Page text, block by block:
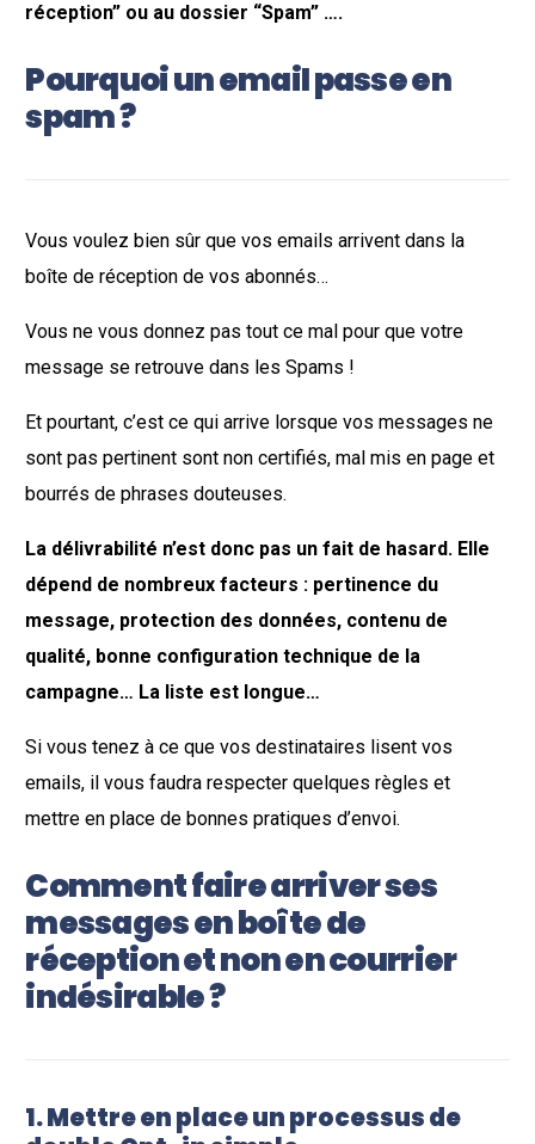
réception” ou au dossier “Spam” ….
Pourquoi un email passe en
spam ?
Vous voulez bien sûr que vos emails arrivent dans la
boîte de réception de vos abonnés…
Vous ne vous donnez pas tout ce mal pour que votre
message se retrouve dans les Spams !
Et pourtant, c’est ce qui arrive lorsque vos messages ne
sont pas pertinent sont non certifiés, mal mis en page et
bourrés de phrases douteuses.
La délivrabilité n’est donc pas un fait de hasard. Elle
dépend de nombreux facteurs : pertinence du
message, protection des données, contenu de
qualité, bonne configuration technique de la
campagne… La liste est longue…
Si vous tenez à ce que vos destinataires lisent vos
emails, il vous faudra respecter quelques règles et
mettre en place de bonnes pratiques d’envoi.
Comment faire arriver ses
messages en boîte de
réception et non en courrier
indésirable ?
1. Mettre en place un processus de